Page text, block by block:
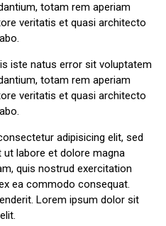
totam rem aperiam
veritatis et quasi architecto
iste natus error sit voluptatem
totam rem aperiam
veritatis et quasi architecto
adipisicing elit, sed
labore et dolore magna
quis nostrud exercitation
ea commodo consequat.
Lorem ipsum dolor sit